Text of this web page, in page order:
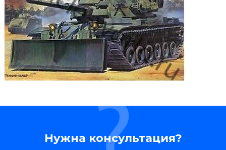
Нужна консультация?